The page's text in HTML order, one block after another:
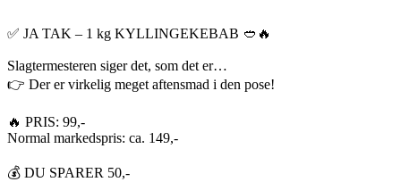
✅ JA TAK – 1 kg KYLLINGEKEBAB 🥙🔥
Slagtermesteren siger det, som det er…
👉 Der er virkelig meget aftensmad i den pose!
🔥 PRIS: 99,-
Normal markedspris: ca. 149,-
💰 DU SPARER 50,-